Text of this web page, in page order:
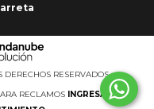
DERECHOS RESERVADOS.
RECLAMOS INGRESÁ ACÁ.